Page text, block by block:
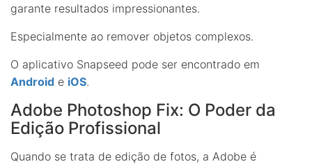
garante resultados impressionantes.
Especialmente ao remover objetos complexos.
O aplicativo Snapseed pode ser encontrado em
Android e iOS.
Adobe Photoshop Fix: O Poder da
Edição Profissional
Quando se trata de edição de fotos, a Adobe é